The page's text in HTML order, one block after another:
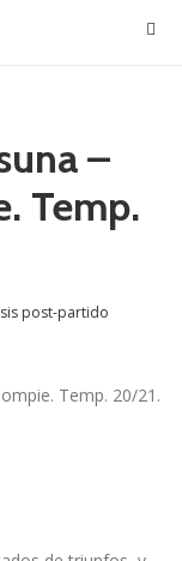
–
Temp.
post-partido